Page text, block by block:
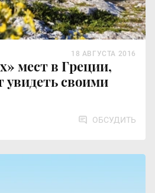
мест в Греции,
увидеть своими
18 АВГУСТА 2016
ОБСУДИТЬ